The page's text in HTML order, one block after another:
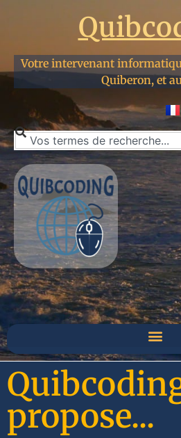
Votre intervenant
Quiberon, et
propose...